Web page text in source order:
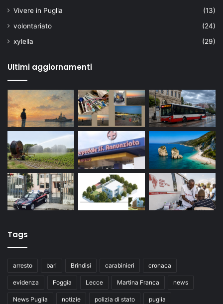
Vivere in Puglia
(13)
volontariato
(24)
xylella
(29)
Ultimi aggiornamenti
Tags
arresto bari Brindisi carabinieri cronaca
evidenza Foggia Lecce Martina Franca news
News Puglia notizie polizia di stato puglia